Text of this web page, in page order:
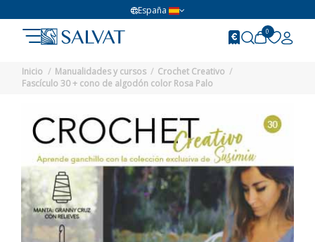
España
0
Inicio Manualidades y cursos
Crochet Creativo
Fascículo 30 + cono de algodón color Rosa Palo